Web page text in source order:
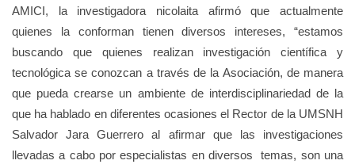
AMICI, la investigadora nicolaita afirmó que actualmente
quienes la conforman tienen diversos intereses, “estamos
buscando que quienes realizan investigación científica y
tecnológica se conozcan a través de la Asociación, de manera
que pueda crearse un ambiente de interdisciplinariedad de la
que ha hablado en diferentes ocasiones el Rector de la UMSNH
Salvador Jara Guerrero al afirmar que las investigaciones
llevadas a cabo por especialistas en diversos temas, son una